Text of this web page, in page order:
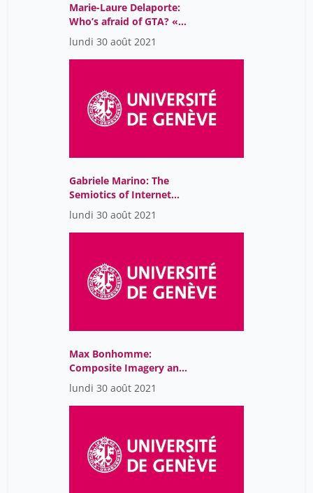
Marie-Laure Delaporte:
Who’s afraid of GTA? «
The best-selling cultural
product in the world»:
from the screen to the
lundi 30 août 2021
Gabriele Marino: The
Semiotics of Internet
Memes
lundi 30 août 2021
Max Bonhomme:
Composite Imagery and
Political Propaganda.
From Luther to 4Chan
lundi 30 août 2021